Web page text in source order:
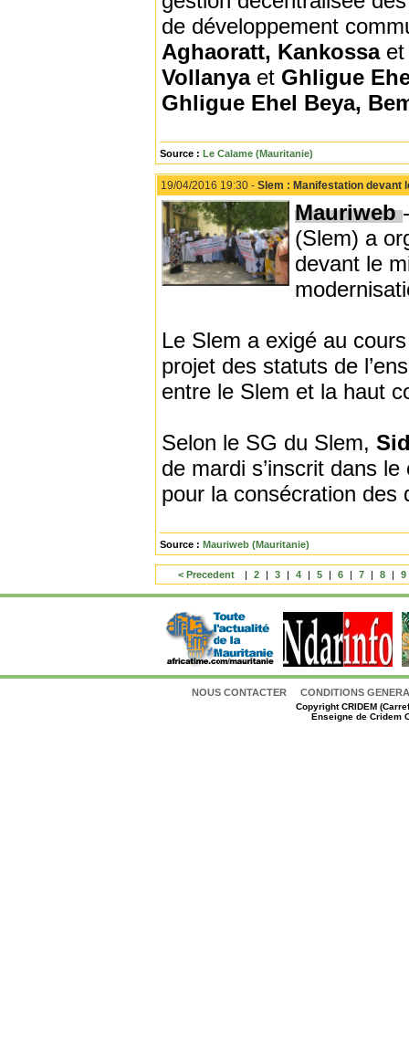
de développement
Aghaoratt, Kankossa
Vollanya et Ghligue
Ghligue Ehel Beya,
Source : Le Calame (Mauritanie)
19/04/2016 19:30 - Slem : Manifestation devant
Mauriweb
(Slem) a
devant le
Le Slem a exigé au
projet des statuts de
entre le Slem et la haut
Selon le SG du Slem,
de mardi s’inscrit dans
pour la consécration des
Source : Mauriweb (Mauritanie)
< Precedent | 2 | 3 | 4 | 5 | 6 | 7 | 8 | 9
NOUS CONTACTER CONDITIONS
CopyrightCRIDEM
Enseigne de Cridem